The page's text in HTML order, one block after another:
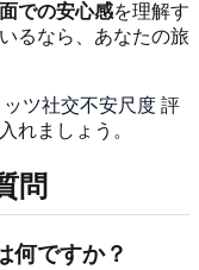
での安心感を理解す
るなら、あなたの旅
ッツ社交不安尺度 評
れましょう。
問
何ですか？